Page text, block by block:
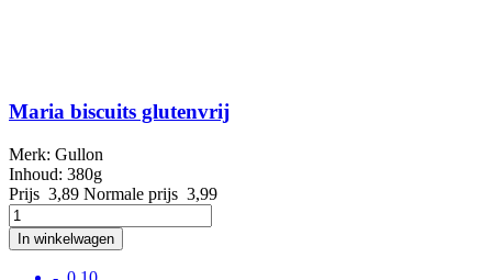
Maria biscuits glutenvrij
Merk: Gullon
Inhoud: 380g
Prijs 3,89 Normale prijs 3,99
In winkelwagen